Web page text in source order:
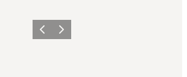
PrécédentSuivant